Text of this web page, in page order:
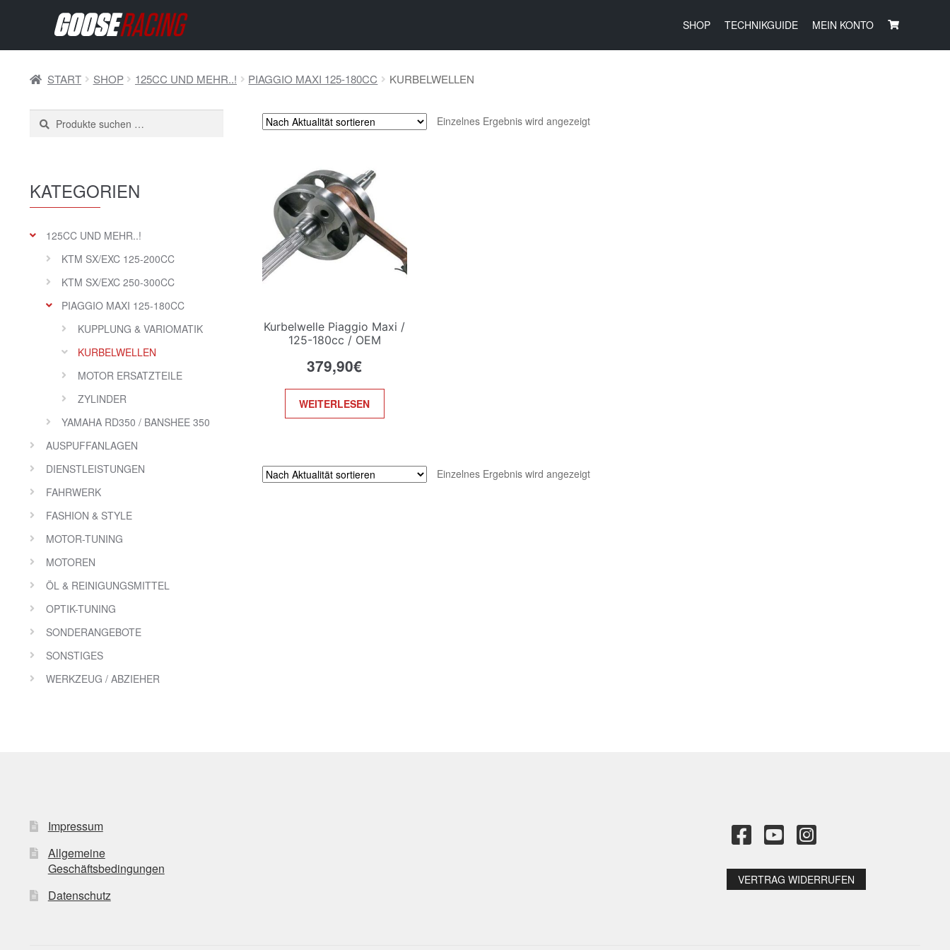
SHOP TECHNIKGUIDE MEIN KONTO
START SHOP 125CC UND MEHR..! PIAGGIO MAXI 125-180CC KURBELWELLEN
Suchen
nach:
SUCHEN
KATEGORIEN
125CC UND MEHR..!
KTM SX/EXC 125-200CC
KTM SX/EXC 250-300CC
PIAGGIO MAXI 125-180CC
KUPPLUNG & VARIOMATIK
KURBELWELLEN
MOTOR ERSATZTEILE
ZYLINDER
YAMAHA RD350 / BANSHEE 350
AUSPUFFANLAGEN
DIENSTLEISTUNGEN
FAHRWERK
FASHION & STYLE
MOTOR-TUNING
MOTOREN
ÖL & REINIGUNGSMITTEL
OPTIK-TUNING
SONDERANGEBOTE
SONSTIGES
WERKZEUG / ABZIEHER
Einzelnes Ergebnis wird angezeigt
Kurbelwelle Piaggio Maxi /
125-180cc / OEM
379,90€
WEITERLESEN
Einzelnes Ergebnis wird angezeigt
Impressum
Allgemeine
Geschäftsbedingungen
Datenschutz
VERTRAG WIDERRUFEN